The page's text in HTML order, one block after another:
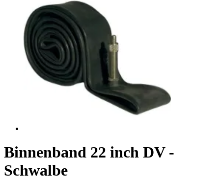
Binnenband 22 inch DV -
Schwalbe